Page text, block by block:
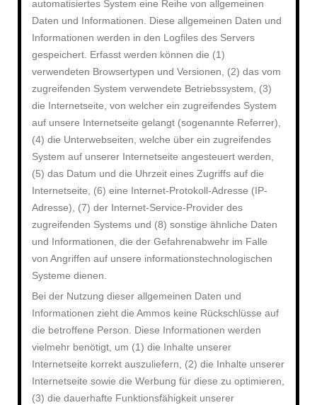
automatisiertes System eine Reihe von allgemeinen
Daten und Informationen. Diese allgemeinen Daten und
Informationen werden in den Logfiles des Servers
gespeichert. Erfasst werden können die (1)
verwendeten Browsertypen und Versionen, (2) das vom
zugreifenden System verwendete Betriebssystem, (3)
die Internetseite, von welcher ein zugreifendes System
auf unsere Internetseite gelangt (sogenannte Referrer),
(4) die Unterwebseiten, welche über ein zugreifendes
System auf unserer Internetseite angesteuert werden,
(5) das Datum und die Uhrzeit eines Zugriffs auf die
Internetseite, (6) eine Internet-Protokoll-Adresse (IP-
Adresse), (7) der Internet-Service-Provider des
zugreifenden Systems und (8) sonstige ähnliche Daten
und Informationen, die der Gefahrenabwehr im Falle
von Angriffen auf unsere informationstechnologischen
Systeme dienen.
Bei der Nutzung dieser allgemeinen Daten und
Informationen zieht die Ammos keine Rückschlüsse auf
die betroffene Person. Diese Informationen werden
vielmehr benötigt, um (1) die Inhalte unserer
Internetseite korrekt auszuliefern, (2) die Inhalte unserer
Internetseite sowie die Werbung für diese zu optimieren,
(3) die dauerhafte Funktionsfähigkeit unserer